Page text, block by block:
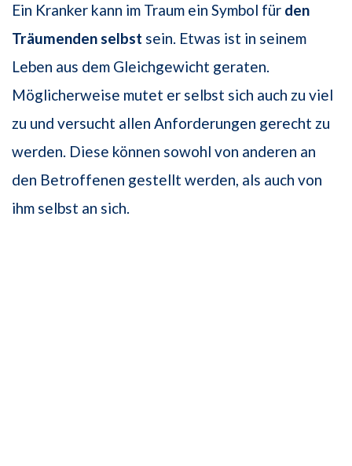
Ein Kranker kann im Traum ein Symbol für den
Träumenden selbst sein. Etwas ist in seinem
Leben aus dem Gleichgewicht geraten.
Möglicherweise mutet er selbst sich auch zu viel
zu und versucht allen Anforderungen gerecht zu
werden. Diese können sowohl von anderen an
den Betroffenen gestellt werden, als auch von
ihm selbst an sich.